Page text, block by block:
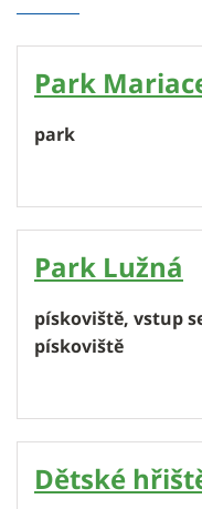
Park
park
Park Lužná
pískoviště, vstup
pískoviště
Dětské